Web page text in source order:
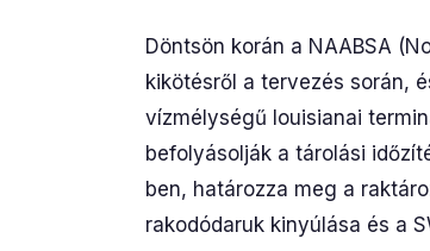
Döntsön korán a NAABSA
kikötésről a tervezés során,
vízmélységű louisianai
befolyásolják a tárolási
ben, határozza meg a
rakodódaruk kinyúlása és a